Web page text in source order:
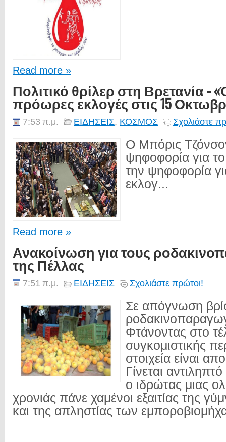
Read more »
Πολιτικό θρίλερ στη Βρετανία -
πρόωρες εκλογές στις 15
7:53 π.μ. ΕΙΔΗΣΕΙΣ, ΚΟΣΜΟΣ Σχολιάστε
Ο Μπόρις
ψηφοφορία για
την ψηφοφορία
εκλογ...
Read more »
Ανακοίνωση για τους
της Πέλλας
7:51 π.μ. ΕΙΔΗΣΕΙΣ Σχολιάστε πρώτοι!
Σε απόγνωση
Φτάνοντας στο
συγκομιστικής
στοιχεία είναι
Γίνεται
ο ιδρώτας μιας
χρονιάς πάνε χαμένοι εξαιτίας της
και της απληστίας των